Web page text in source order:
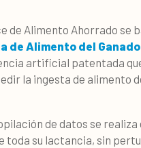
de Alimento Ahorrado se
de Alimento del Ganado
artificial patentada
la ingesta de alimento
de datos se realiza
toda su lactancia, sin